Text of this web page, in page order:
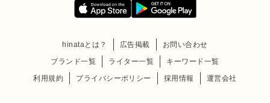
hinataとは？ 広告掲載
お問い合わせ
ブランド一覧
ライター一覧
キーワード一覧
利用規約
プライバシーポリシー 採用情報 運営会社